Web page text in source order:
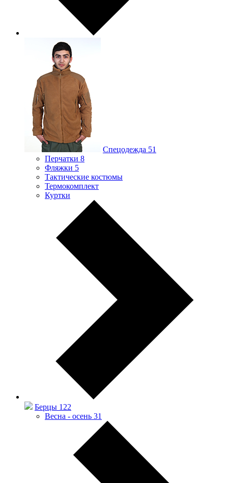
Спецодежда 51
Перчатки 8
Фляжки 5
Тактические костюмы
Термокомплект
Куртки
Берцы 122
Весна - осень 31